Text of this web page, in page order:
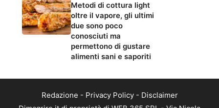
Metodi di cottura light
oltre il vapore, gli ultimi
due sono poco
conosciuti ma
permettono di gustare
alimenti sani e saporiti
Redazione - Privacy Policy- Disclaimer